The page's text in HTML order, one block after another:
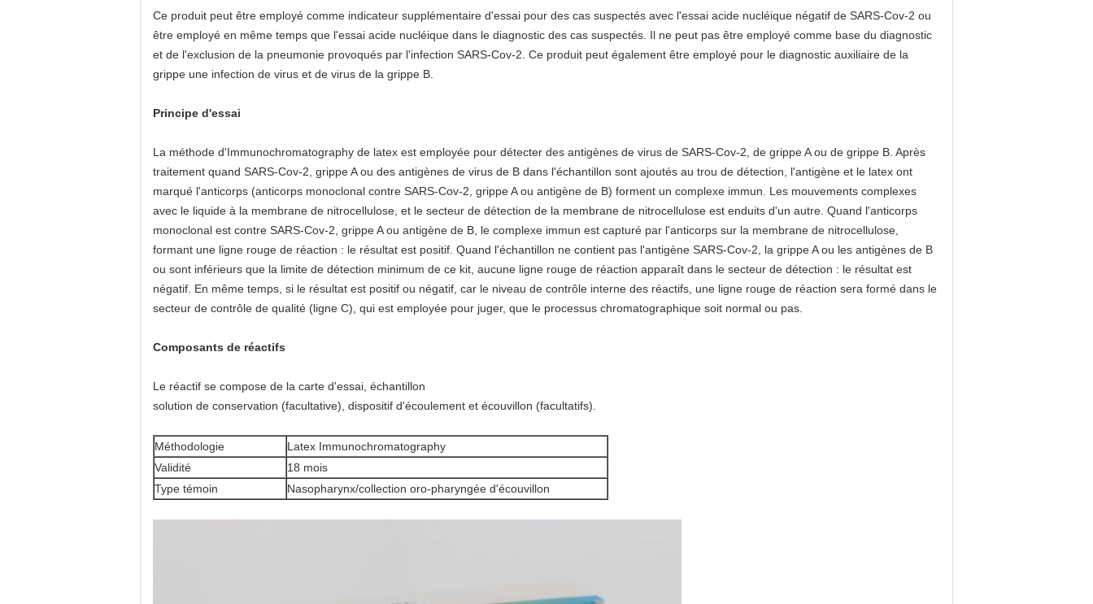
Ce produit peut être employé comme indicateur supplémentaire d'essai pour des cas suspectés avec l'essai acide nucléique négatif de SARS-Cov-2 ou
être employé en même temps que l'essai acide nucléique dans le diagnostic des cas suspectés. Il ne peut pas être employé comme base du diagnostic
et de l'exclusion de la pneumonie provoqués par l'infection SARS-Cov-2. Ce produit peut également être employé pour le diagnostic auxiliaire de la
grippe une infection de virus et de virus de la grippe B.
Principe d'essai
La méthode d'Immunochromatography de latex est employée pour détecter des antigènes de virus de SARS-Cov-2, de grippe A ou de grippe B. Après
traitement quand SARS-Cov-2, grippe A ou des antigènes de virus de B dans l'échantillon sont ajoutés au trou de détection, l'antigène et le latex ont
marqué l'anticorps (anticorps monoclonal contre SARS-Cov-2, grippe A ou antigène de B) forment un complexe immun. Les mouvements complexes
avec le liquide à la membrane de nitrocellulose, et le secteur de détection de la membrane de nitrocellulose est enduits d'un autre. Quand l'anticorps
monoclonal est contre SARS-Cov-2, grippe A ou antigène de B, le complexe immun est capturé par l'anticorps sur la membrane de nitrocellulose,
formant une ligne rouge de réaction : le résultat est positif. Quand l'échantillon ne contient pas l'antigène SARS-Cov-2, la grippe A ou les antigènes de B
ou sont inférieurs que la limite de détection minimum de ce kit, aucune ligne rouge de réaction apparaît dans le secteur de détection : le résultat est
négatif. En même temps, si le résultat est positif ou négatif, car le niveau de contrôle interne des réactifs, une ligne rouge de réaction sera formé dans le
secteur de contrôle de qualité (ligne C), qui est employée pour juger, que le processus chromatographique soit normal ou pas.
Composants de réactifs
Le réactif se compose de la carte d'essai, échantillon
solution de conservation (facultative), dispositif d'écoulement et écouvillon (facultatifs).
Méthodologie
Latex Immunochromatography
Validité
18 mois
Type témoin
Nasopharynx/collection oro-pharyngée d'écouvillon